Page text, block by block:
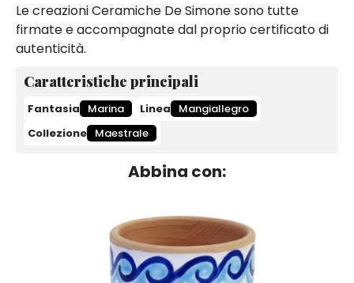
Le creazioni Ceramiche De Simone sono tutte
firmate e accompagnate dal proprio certificato di
autenticità.
Caratteristiche principali
Fantasia Marina Linea
Mangiallegro
Collezione Maestrale
Abbina con: